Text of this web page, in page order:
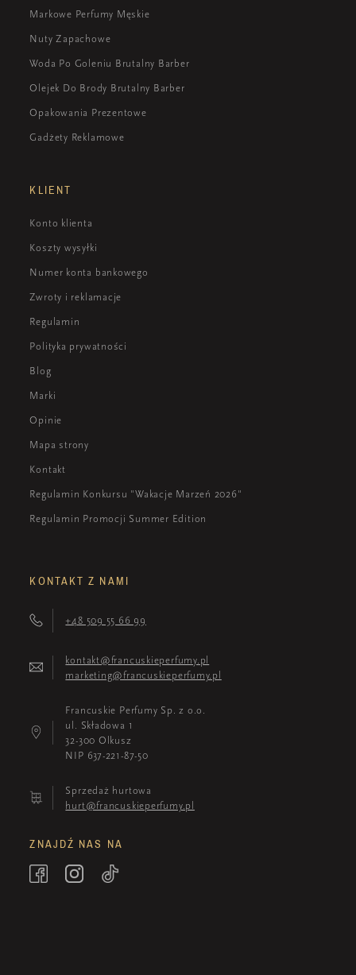
Markowe Perfumy Męskie
Nuty Zapachowe
Woda Po Goleniu Brutalny Barber
Olejek Do Brody Brutalny Barber
Opakowania Prezentowe
Gadżety Reklamowe
KLIENT
Konto klienta
Koszty wysyłki
Numer konta bankowego
Zwroty i reklamacje
Regulamin
Polityka prywatności
Blog
Marki
Opinie
Mapa strony
Kontakt
Regulamin Konkursu "Wakacje Marzeń 2026"
Regulamin Promocji Summer Edition
KONTAKT Z NAMI
+48 509 55 66 99
kontakt@francuskieperfumy.pl
marketing@francuskieperfumy.pl
Francuskie Perfumy Sp. z o.o.
ul. Składowa 1
32-300 Olkusz
NIP 637-221-87-50
Sprzedaż hurtowa
hurt@francuskieperfumy.pl
ZNAJDŹ NAS NA